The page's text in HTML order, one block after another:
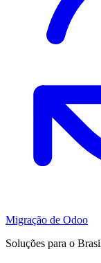
Migração de Odoo
Soluções para o